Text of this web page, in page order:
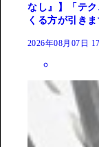
なし』】「テ
くる方が引きま
2026年08月07日